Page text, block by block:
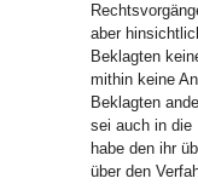
aber
Beklagten
mithin keine
Beklagten
sei auch in die
habe den ihr
über den